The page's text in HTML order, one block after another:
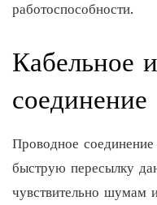
работоспособности.
Кабельное
соединение
Проводное
быструю пересылку
чувствительно шумам